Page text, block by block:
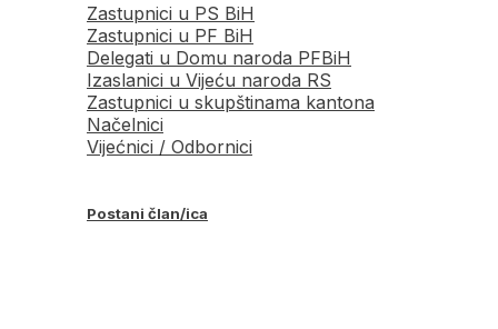
Zastupnici u PS BiH
Zastupnici u PF BiH
Delegati u Domu naroda PFBiH
Izaslanici u Vijeću naroda RS
Zastupnici u skupštinama kantona
Načelnici
Vijećnici / Odbornici
Postani član/ica